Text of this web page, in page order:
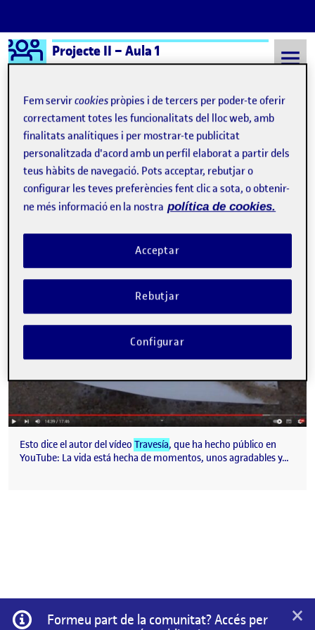
Saltar al contingut
Logo Ágora
Projecte II – Aula 1
Semestre 20231 - Aula 1 Travesía
Travesía
Travesía
Publicat per
Úrsula Bischofberger Valdes
Data de publicació13 gener, 2024 1:42 am
-comentariel
Esto dice el autor del vídeo Travesía, que ha hecho público en
YouTube: La vida está hecha de momentos, unos agradables y…
Informació
Formeu part de la comunitat? Accés per
×
Fem servircookies pròpies i de tercers per poder-te oferir
correctament totes les funcionalitats del lloc web, amb
finalitats analítiques i per mostrar-te publicitat
personalitzada d'acord amb un perfil elaborat a partir dels
teus hàbits de navegació. Pots acceptar, rebutjar o
configurar les teves preferències fent clic a sota, o obtenir-
ne més informació en la nostra política de cookies.
Rebutjar
Acceptar
Configurar